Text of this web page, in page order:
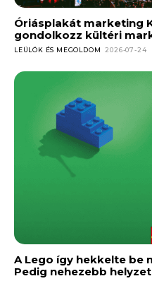
Óriásplakát marketing
gondolkozz kültéri
LEÜLÖK ÉS MEGOLDOM 2026-07-24
A Lego így hekkelte be
Pedig nehezebb